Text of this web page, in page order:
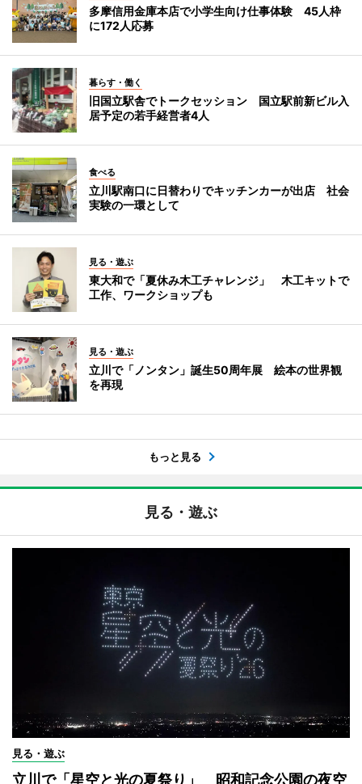
多摩信用金庫本店で小学生向け仕事体験 45人枠
に172人応募
暮らす・働く
旧国立駅舎でトークセッション 国立駅前新ビル入
居予定の若手経営者4人
食べる
立川駅南口に日替わりでキッチンカーが出店 社会
実験の一環として
見る・遊ぶ
東大和で「夏休み木工チャレンジ」 木工キットで
工作、ワークショップも
見る・遊ぶ
立川で「ノンタン」誕生50周年展 絵本の世界観
を再現
もっと見る
見る・遊ぶ
見る・遊ぶ
立川で「星空と光の夏祭り」 昭和記念公園の夜空